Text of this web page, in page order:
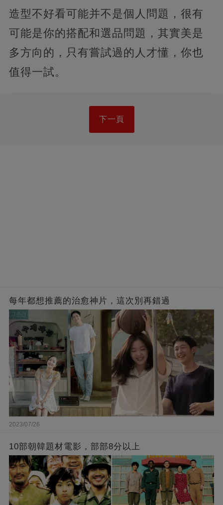
造型不好看可能并不是個人問題，很有
可能是你的搭配和選品問題，其實美是
多方向的，只有嘗試過的人才懂，你也
值得一試。
下一頁
每年都想推薦的治愈神片，這次別再錯過
2023/07/26
10部朝韓題材電影，部部8分以上